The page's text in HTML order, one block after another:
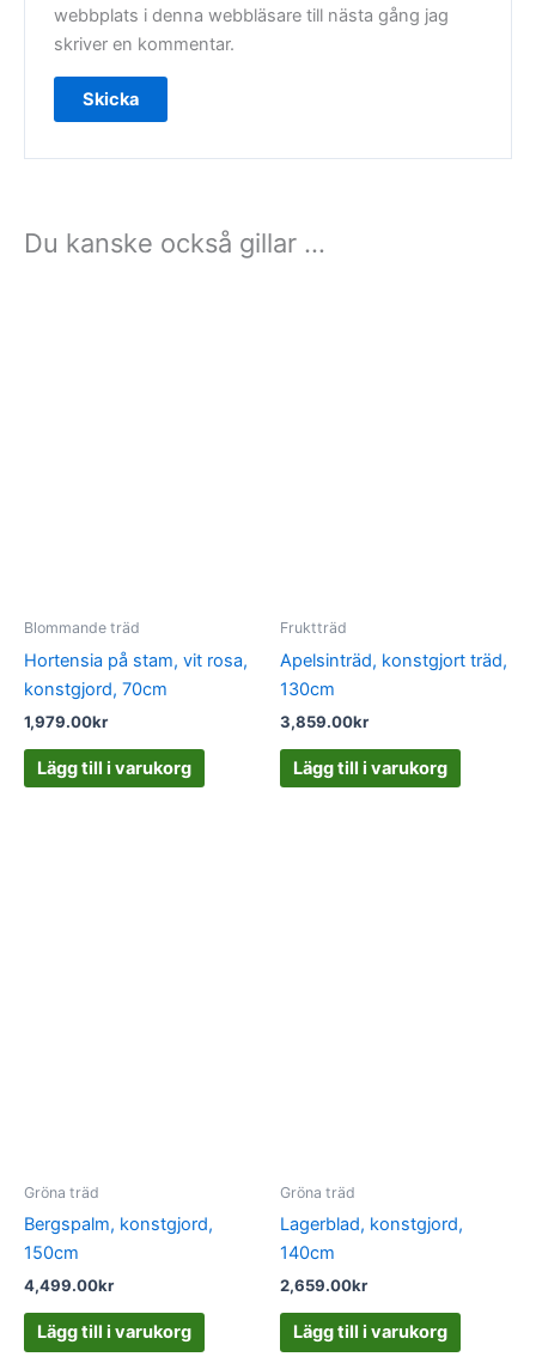
webbplats i denna webbläsare till nästa gång jag
skriver en kommentar.
Du kanske också gillar …
Blommande träd
Hortensia på stam, vit rosa,
konstgjord, 70cm
1,979.00kr
Lägg till i varukorg
Fruktträd
Apelsinträd, konstgjort träd,
130cm
3,859.00kr
Lägg till i varukorg
Gröna träd
Bergspalm, konstgjord,
150cm
4,499.00kr
Lägg till i varukorg
Gröna träd
Lagerblad, konstgjord,
140cm
2,659.00kr
Lägg till i varukorg